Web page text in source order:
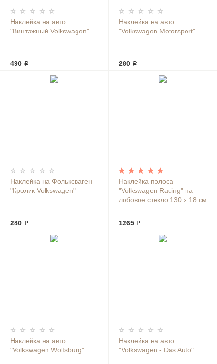
Наклейка на авто
"Винтажный Volkswagen"
490 ₽
Наклейка на авто
"Volkswagen Motorsport"
280 ₽
Наклейка на Фольксваген
"Кролик Volkswagen"
280 ₽
Наклейка полоса
"Volkswagen Racing" на
лобовое стекло 130 х 18 см
1265 ₽
Наклейка на авто
"Volkswagen Wolfsburg"
Наклейка на авто
"Volkswagen - Das Auto"